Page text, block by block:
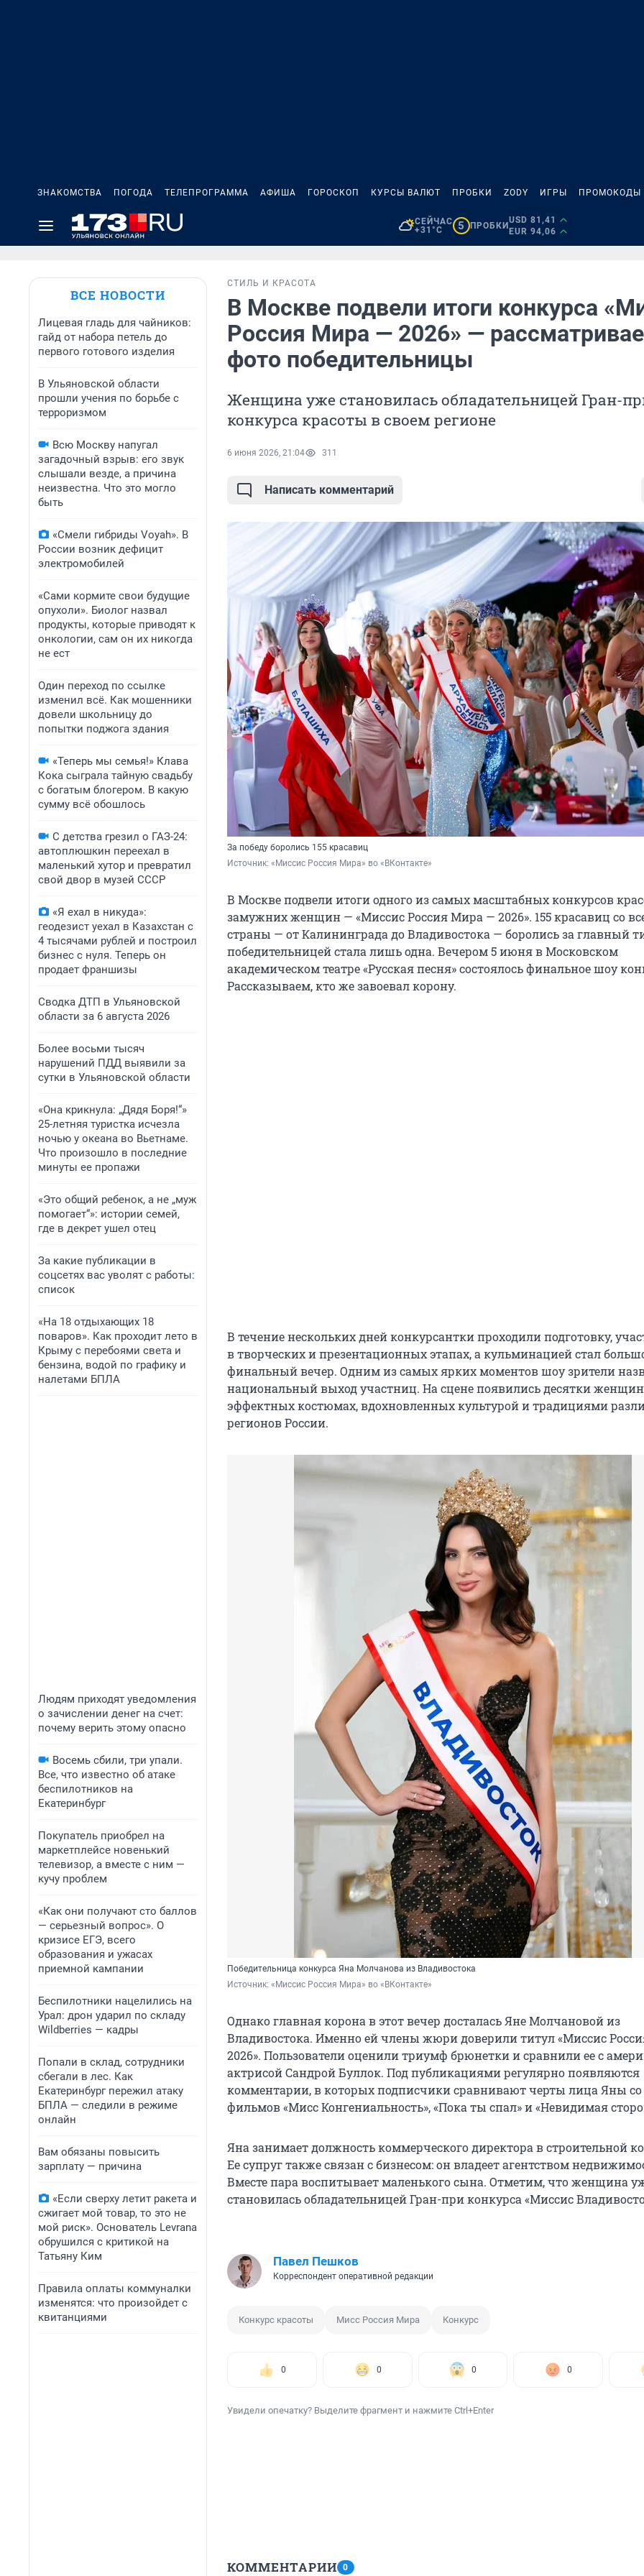
ЗНАКОМСТВА ПОГОДА ТЕЛЕПРОГРАММА АФИША ГОРОСКОП КУРСЫ ВАЛЮТ ПРОБКИ ZODY ИГРЫ ПРОМОКОДЫ
СЕЙЧАС
+31°C
5 ПРОБКИ
USD 81,41
EUR 94,06
ВСЕ НОВОСТИ
Лицевая гладь для чайников:
гайд от набора петель до
первого готового изделия
В Ульяновской области
прошли учения по борьбе с
терроризмом
Всю Москву напугал
загадочный взрыв: его звук
слышали везде, а причина
неизвестна. Что это могло
быть
«Смели гибриды Voyah». В
России возник дефицит
электромобилей
«Сами кормите свои будущие
опухоли». Биолог назвал
продукты, которые приводят к
онкологии, сам он их никогда
не ест
Один переход по ссылке
изменил всё. Как мошенники
довели школьницу до
попытки поджога здания
«Теперь мы семья!» Клава
Кока сыграла тайную свадьбу
с богатым блогером. В какую
сумму всё обошлось
С детства грезил о ГАЗ-24:
автоплюшкин переехал в
маленький хутор и превратил
свой двор в музей СССР
«Я ехал в никуда»:
геодезист уехал в Казахстан с
4 тысячами рублей и построил
бизнес с нуля. Теперь он
продает франшизы
Сводка ДТП в Ульяновской
области за 6 августа 2026
Более восьми тысяч
нарушений ПДД выявили за
сутки в Ульяновской области
«Она крикнула: „Дядя Боря!“»
25-летняя туристка исчезла
ночью у океана во Вьетнаме.
Что произошло в последние
минуты ее пропажи
«Это общий ребенок, а не „муж
помогает“»: истории семей,
где в декрет ушел отец
За какие публикации в
соцсетях вас уволят с работы:
список
«На 18 отдыхающих 18
поваров». Как проходит лето в
Крыму с перебоями света и
бензина, водой по графику и
налетами БПЛА
Людям приходят уведомления
о зачислении денег на счет:
почему верить этому опасно
Восемь сбили, три упали.
Все, что известно об атаке
беспилотников на
Екатеринбург
Покупатель приобрел на
маркетплейсе новенький
телевизор, а вместе с ним —
кучу проблем
«Как они получают сто баллов
— серьезный вопрос». О
кризисе ЕГЭ, всего
образования и ужасах
приемной кампании
Беспилотники нацелились на
Урал: дрон ударил по складу
Wildberries — кадры
Попали в склад, сотрудники
сбегали в лес. Как
Екатеринбург пережил атаку
БПЛА — следили в режиме
онлайн
Вам обязаны повысить
зарплату — причина
«Если сверху летит ракета и
сжигает мой товар, то это не
мой риск». Основатель Levrana
обрушился с критикой на
Татьяну Ким
Правила оплаты коммуналки
изменятся: что произойдет с
квитанциями
СТИЛЬ И КРАСОТА
В Москве подвели итоги конкурса
Россия Мира — 2026» —
фото победительницы
Женщина уже становилась обладательницей Гран-
конкурса красоты в своем регионе
6 июня 2026, 21:04 311
Написать комментарий
За победу боролись 155 красавиц
Источник: «Миссис Россия Мира» во «ВКонтакте»
В Москве подвели итоги одного из самых масштабных конкурсов
замужних женщин — «Миссис Россия Мира — 2026». 155 красавиц со
страны — от Калининграда до Владивостока — боролись за главный
победительницей стала лишь одна. Вечером 5 июня в Московском
академическом театре «Русская песня» состоялось финальное шоу
Рассказываем, кто же завоевал корону.
В течение нескольких дней конкурсантки проходили подготовку,
в творческих и презентационных этапах, а кульминацией стал
финальный вечер. Одним из самых ярких моментов шоу зрители
национальный выход участниц. На сцене появились десятки
эффектных костюмах, вдохновленных культурой и традициями
регионов России.
Победительница конкурса Яна Молчанова из Владивостока
Источник: «Миссис Россия Мира» во «ВКонтакте»
Однако главная корона в этот вечер досталась Яне Молчановой из
Владивостока. Именно ей члены жюри доверили титул «Миссис
2026». Пользователи оценили триумф брюнетки и сравнили ее с
актрисой Сандрой Буллок. Под публикациями регулярно появляются
комментарии, в которых подписчики сравнивают черты лица Яны со
фильмов «Мисс Конгениальность», «Пока ты спал» и «Невидимая
Яна занимает должность коммерческого директора в строительной
Ее супруг также связан с бизнесом: он владеет агентством
Вместе пара воспитывает маленького сына. Отметим, что женщина
становилась обладательницей Гран-при конкурса «Миссис
Павел Пешков
Корреспондент оперативной редакции
Конкурс красоты Мисс Россия Мира Конкурс
0 0 0 0
Увидели опечатку? Выделите фрагмент и нажмите Ctrl+Enter
КОММЕНТАРИИ 0